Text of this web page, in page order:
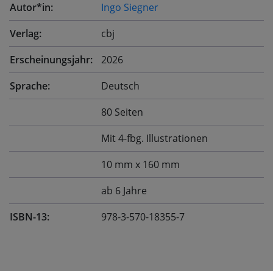
Autor*in:
Ingo Siegner
Verlag:
cbj
Erscheinungsjahr:
2026
Sprache:
Deutsch
80 Seiten
Mit 4-fbg. Illustrationen
10 mm x 160 mm
ab 6 Jahre
ISBN-13:
978-3-570-18355-7